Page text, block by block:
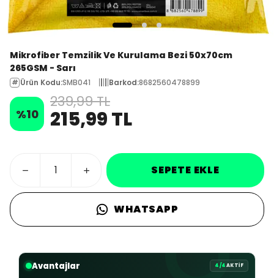
Mikrofiber Temzilik Ve Kurulama Bezi 50x70cm
265GSM - Sarı
Ürün Kodu:SMB041 Barkod:8682560478899
%10
239,99 TL
215,99 TL
SEPETE EKLE
WHATSAPP
Avantajlar 4/4AKTİF